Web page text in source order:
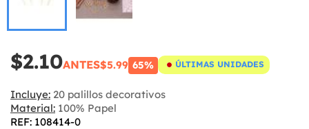
$2.10ANTES$5.99 65% ÚLTIMAS UNIDADES
Incluye: 20 palillos decorativos
Material: 100% Papel
REF: 108414-0